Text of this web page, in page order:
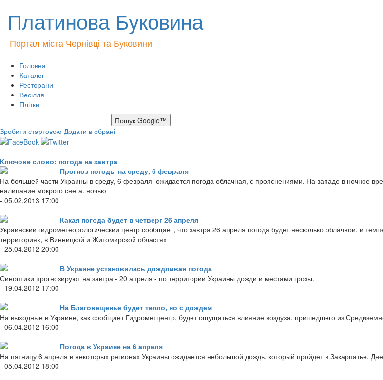
Платинова Буковина
Портал міста Чернівці та Буковини
Головна
Каталог
Ресторани
Весілля
Плітки
Зробити стартовою Додати в обрані
Ключове слово: погода на завтра
Прогноз погоды на среду, 6 февраля
На большей части Украины в среду, 6 февраля, ожидается погода облачная, с прояснениями. На западе в ночное
налипание мокрого снега. ночью
- 05.02.2013 17:00
Какая погода будет в четверг 26 апреля
Украинский гидрометеорологический центр сообщает, что завтра 26 апреля погода будет несколько облачной, и
территориях, в Винницкой и Житомирской областях
- 25.04.2012 20:00
В Украине установилась дождливая погода
Синоптики прогнозируют на завтра - 20 апреля - по территории Украины дожди и местами грозы.
- 19.04.2012 17:00
На Благовещенье будет тепло, но с дождем
На выходные в Украине, как сообщает Гидрометцентр, будет ощущаться влияние воздуха, пришедшего из
- 06.04.2012 16:00
Погода в Украине на 6 апреля
На пятницу 6 апреля в некоторых регионах Украины ожидается небольшой дождь, который пройдет в Закарпатье,
- 05.04.2012 18:00